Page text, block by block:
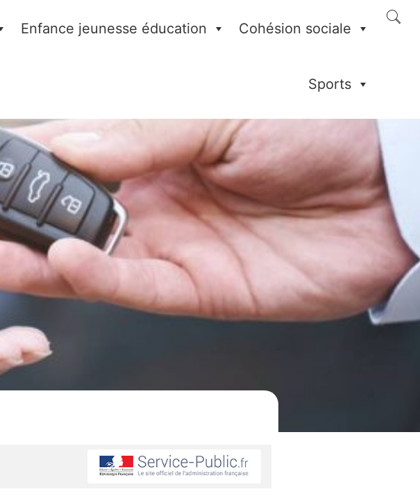
Enfance jeunesse éducation Cohésion sociale
Sports